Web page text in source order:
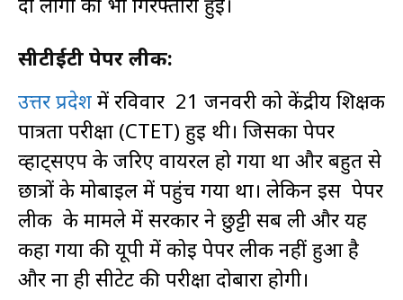
सीटीईटी पेपर लीक:
उत्तर प्रदेश में रविवार 21 जनवरी को केंद्रीय शिक्षक
पात्रता परीक्षा (CTET) हुई थी। जिसका पेपर
व्हाट्सएप के जरिए वायरल हो गया था और बहुत से
छात्रों के मोबाइल में पहुंच गया था। लेकिन इस पेपर
लीक के मामले में सरकार ने छुट्टी सब ली और यह
कहा गया की यूपी में कोई पेपर लीक नहीं हुआ है
और ना ही सीटेट की परीक्षा दोबारा होगी।